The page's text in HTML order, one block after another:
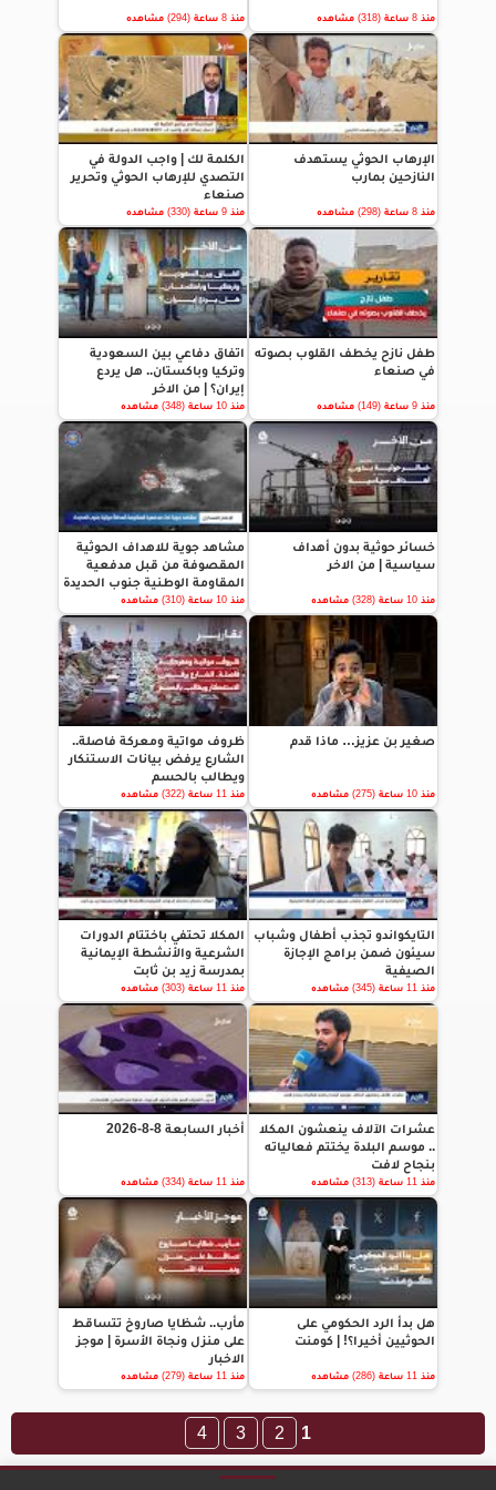
منذ 8 ساعة (318) مشاهده منذ 8 ساعة (294) مشاهده
الإرهاب الحوثي يستهدف
النازحين بمارب
منذ 8 ساعة (298) مشاهده
الكلمة لك | واجب الدولة في
التصدي للإرهاب الحوثي وتحرير
صنعاء
منذ 9 ساعة (330) مشاهده
طفل نازح يخطف القلوب بصوته
في صنعاء
منذ 9 ساعة (149) مشاهده
اتفاق دفاعي بين السعودية
وتركيا وباكستان.. هل يردع
إيران؟ | من الاخر
منذ 10 ساعة (348) مشاهده
خسائر حوثية بدون أهداف
سياسية | من الاخر
منذ 10 ساعة (328) مشاهده
مشاهد جوية للاهداف الحوثية
المقصوفة من قبل مدفعية
المقاومة الوطنية جنوب الحديدة
منذ 10 ساعة (310) مشاهده
صغير بن عزيز… ماذا قدم
منذ 10 ساعة (275) مشاهده
ظروف مواتية ومعركة فاصلة..
الشارع يرفض بيانات الاستنكار
ويطالب بالحسم
منذ 11 ساعة (322) مشاهده
التايكواندو تجذب أطفال وشباب
سيئون ضمن برامج الإجازة
الصيفية
منذ 11 ساعة (345) مشاهده
المكلا تحتفي باختتام الدورات
الشرعية والأنشطة الإيمانية
بمدرسة زيد بن ثابت
منذ 11 ساعة (303) مشاهده
عشرات الآلاف ينعشون المكلا
.. موسم البلدة يختتم فعالياته
بنجاح لافت
منذ 11 ساعة (313) مشاهده
أخبار السابعة 8-8-2026
منذ 11 ساعة (334) مشاهده
هل بدأ الرد الحكومي على
الحوثيين أخيرا؟! | كومنت
منذ 11 ساعة (286) مشاهده
مأرب.. شظايا صاروخ تتساقط
على منزل ونجاة الأسرة | موجز
الاخبار
منذ 11 ساعة (279) مشاهده
1
2
3
4